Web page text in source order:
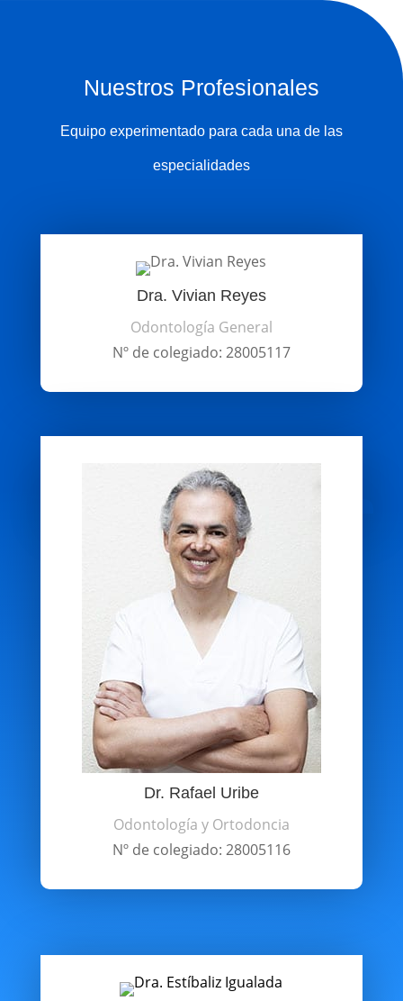
Nuestros Profesionales
Equipo experimentado para cada una de las
especialidades
Dra. Vivian Reyes
Odontología General
Nº de colegiado: 28005117
Dr. Rafael Uribe
Odontología y Ortodoncia
Nº de colegiado: 28005116